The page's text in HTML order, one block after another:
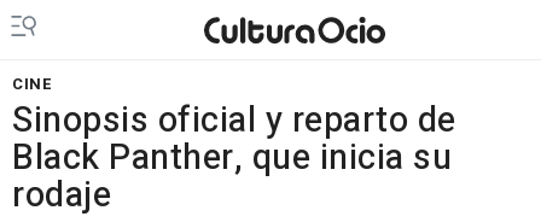
CINE
Sinopsis oficial y reparto de
Black Panther, que inicia su
rodaje